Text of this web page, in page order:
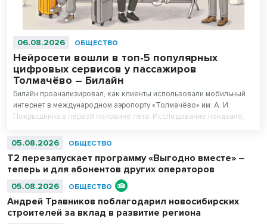
06.08.2026 ОБЩЕСТВО
Нейросети вошли в топ-5 популярных
цифровых сервисов у пассажиров
Толмачёво – Билайн
Билайн проанализировал, как клиенты использовали мобильный
интернет в международном аэропорту «Толмачёво» им. А. И.
Покрышкина в первой половине лета. Исследование показало,
сервисов у пассажиров 16–44 лет. При этом миллениалы (29–44
аэропорту.
05.08.2026 ОБЩЕСТВО
Т2 перезапускает программу «Выгодно вместе» –
теперь и для абонентов других операторов
05.08.2026 ОБЩЕСТВО
Андрей Травников поблагодарил новосибирских
строителей за вклад в развитие региона